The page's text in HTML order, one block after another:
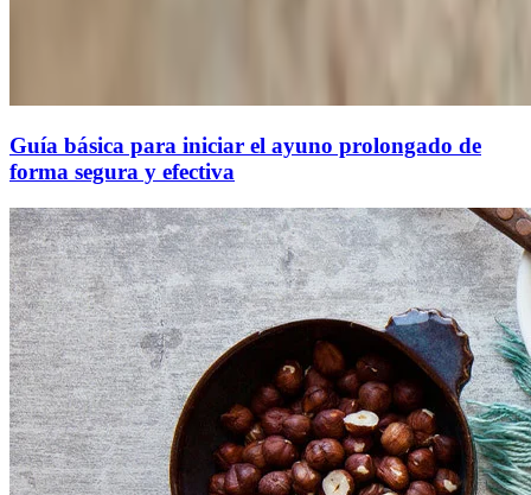
Guía básica para iniciar el ayuno prolongado de
forma segura y efectiva